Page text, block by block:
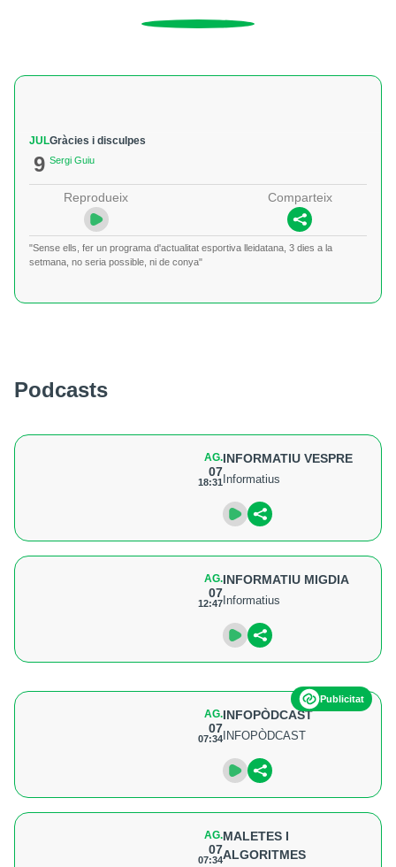
JUL
9
Gràcies i disculpes
Sergi Guiu
Reprodueix Comparteix
"Sense ells, fer un programa d'actualitat esportiva lleidatana, 3 dies a la
setmana, no seria possible, ni de conya"
Podcasts
AG.
07
18:31
INFORMATIU VESPRE
Informatius
AG.
07
12:47
INFORMATIU MIGDIA
Informatius
Publicitat
AG.
07
07:34
INFOPÒDCAST
INFOPÒDCAST
AG.
07
07:34
MALETES I
ALGORITMES